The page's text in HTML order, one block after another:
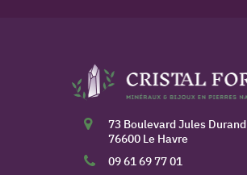
73 Boulevard Jules Durand
76600 Le Havre
09 61 69 77 01